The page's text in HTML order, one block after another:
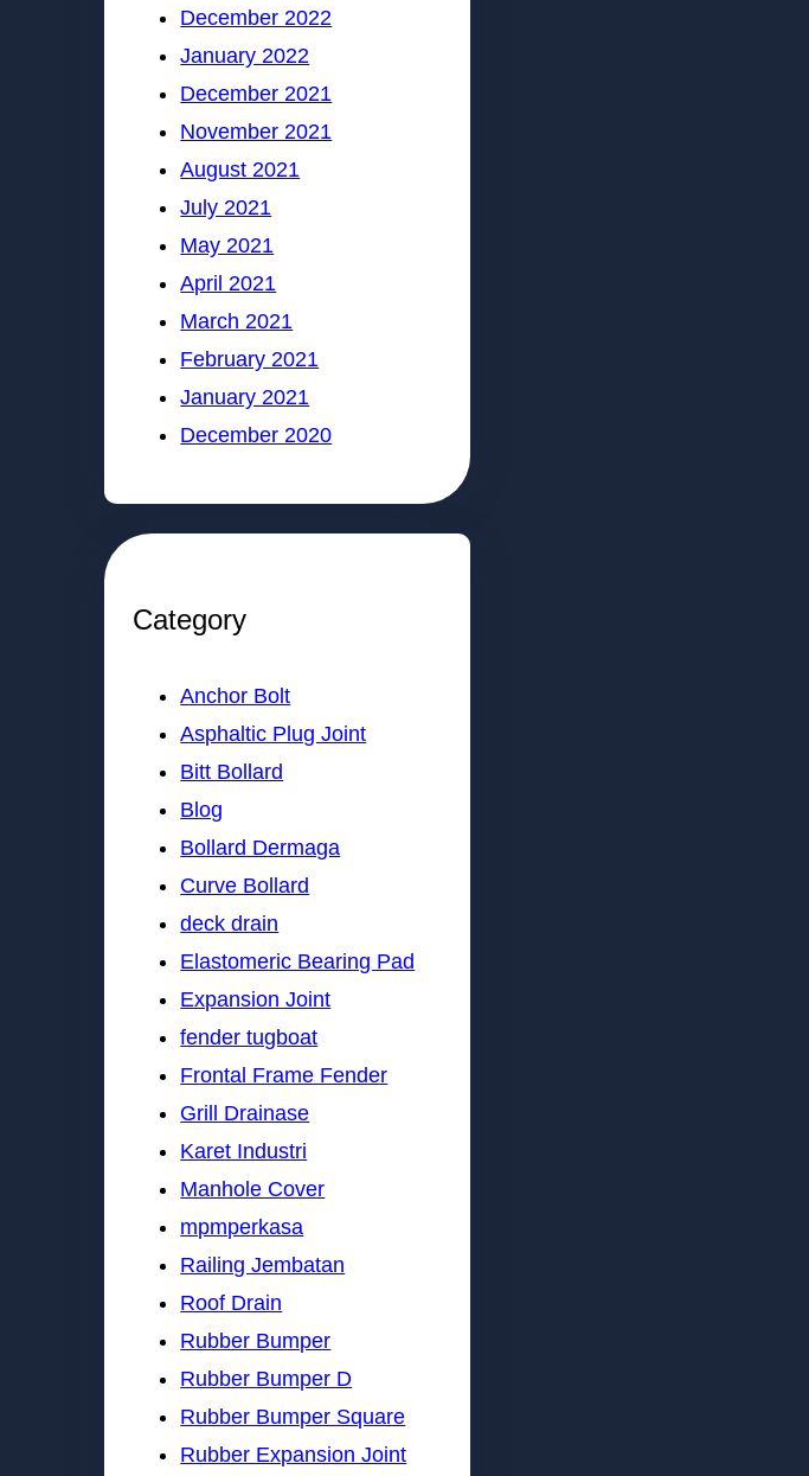
December 2022
January 2022
December 2021
November 2021
August 2021
July 2021
May 2021
April 2021
March 2021
February 2021
January 2021
December 2020
Category
Anchor Bolt
Asphaltic Plug Joint
Bitt Bollard
Blog
Bollard Dermaga
Curve Bollard
deck drain
Elastomeric Bearing Pad
Expansion Joint
fender tugboat
Frontal Frame Fender
Grill Drainase
Karet Industri
Manhole Cover
mpmperkasa
Railing Jembatan
Roof Drain
Rubber Bumper
Rubber Bumper D
Rubber Bumper Square
Rubber Expansion Joint